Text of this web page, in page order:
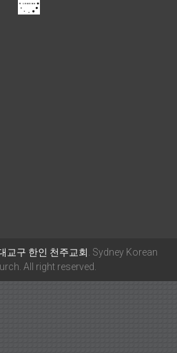
교구 한인 천주교회 . Sydney Korean
All right reserved.